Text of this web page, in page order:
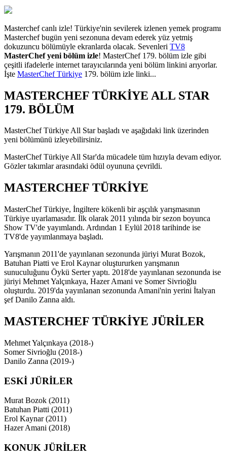
Masterchef canlı izle! Türkiye'nin sevilerek izlenen yemek programı
Masterchef bugün yeni sezonuna devam ederek yüz yetmiş
dokuzuncu bölümüyle ekranlarda olacak. Sevenleri TV8
MasterChef yeni bölüm izle! MasterChef 179. bölüm izle gibi
çeşitli ifadelerle internet tarayıcılarında yeni bölüm linkini arıyorlar.
İşte MasterChef Türkiye 179. bölüm izle linki...
MASTERCHEF TÜRKİYE ALL STAR
179. BÖLÜM
MasterChef Türkiye All Star başladı ve aşağıdaki link üzerinden
yeni bölümünü izleyebilirsiniz.
MasterChef Türkiye All Star'da mücadele tüm hızıyla devam ediyor.
Gözler takımlar arasındaki ödül oyununa çevrildi.
MASTERCHEF TÜRKİYE
MasterChef Türkiye, İngiltere kökenli bir aşçılık yarışmasının
Türkiye uyarlamasıdır. İlk olarak 2011 yılında bir sezon boyunca
Show TV'de yayımlandı. Ardından 1 Eylül 2018 tarihinde ise
TV8'de yayımlanmaya başladı.
Yarışmanın 2011'de yayınlanan sezonunda jüriyi Murat Bozok,
Batuhan Piatti ve Erol Kaynar oluştururken yarışmanın
sunuculuğunu Öykü Serter yaptı. 2018'de yayınlanan sezonunda ise
jüriyi Mehmet Yalçınkaya, Hazer Amani ve Somer Sivrioğlu
oluşturdu. 2019'da yayınlanan sezonunda Amani'nin yerini İtalyan
şef Danilo Zanna aldı.
MASTERCHEF TÜRKİYE JÜRİLER
Mehmet Yalçınkaya (2018-)
Somer Sivrioğlu (2018-)
Danilo Zanna (2019-)
ESKİ JÜRİLER
Murat Bozok (2011)
Batuhan Piatti (2011)
Erol Kaynar (2011)
Hazer Amani (2018)
KONUK JÜRİLER